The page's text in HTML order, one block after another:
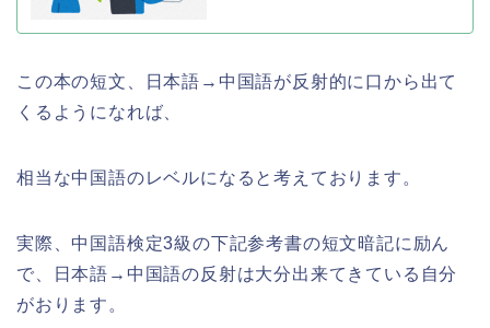
この本の短文、日本語→中国語が反射的に口から出て
くるようになれば、
相当な中国語のレベルになると考えております。
実際、中国語検定3級の下記参考書の短文暗記に励ん
で、日本語→中国語の反射は大分出来てきている自分
がおります。